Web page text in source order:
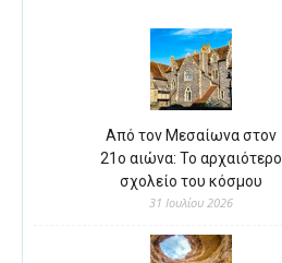
Από τον Μεσαίωνα στον
21ο αιώνα: Το αρχαιότερο
σχολείο του κόσμου
31 Ιουλίου 2026